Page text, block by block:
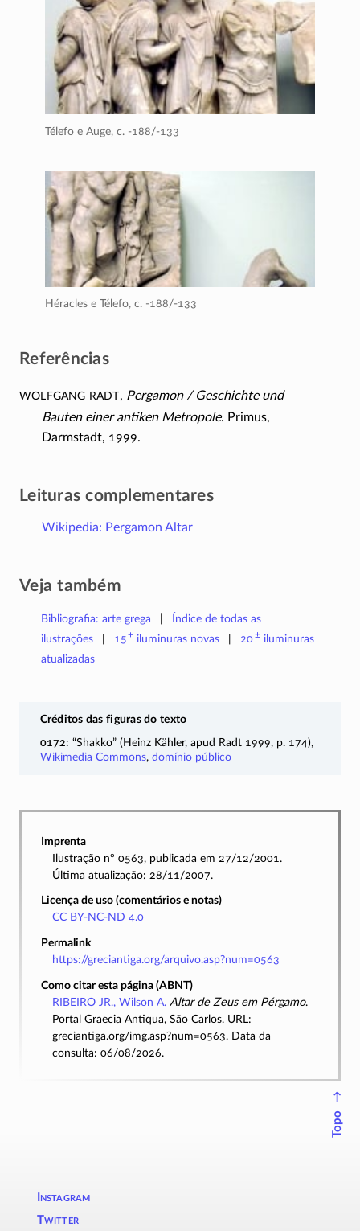
Télefo e Auge, c. -188/-133
Héracles e Télefo, c. -188/-133
Referências
Wolfgang Radt, Pergamon / Geschichte und
Bauten einer antiken Metropole. Primus,
Darmstadt, 1999.
Leituras complementares
Wikipedia: Pergamon Altar
Veja também
Bibliografia: arte grega
Índice de todas as
ilustrações
15+ iluminuras novas 20±iluminuras
atualizadas
Créditos das figuras do texto
0172: “Shakko” (Heinz Kähler, apud Radt 1999, p. 174),
Wikimedia Commons, domínio público
Imprenta
Ilustração nº 0563, publicada em 27/12/2001.
Última atualização: 28/11/2007.
Licença de uso (comentários e notas)
CC BY-NC-ND 4.0
Permalink
https://greciantiga.org/arquivo.asp?num=0563
Como citar esta página (ABNT)
RIBEIRO JR., Wilson A. Altar de Zeus em Pérgamo.
Portal Graecia Antiqua, São Carlos. URL:
greciantiga.org/img.asp?num=0563. Data da
consulta: 06/08/2026.
↑
Topo
Instagram
Twitter